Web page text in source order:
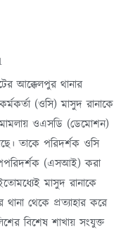
আক্কেলপুর থানার
কর্মকর্তা (ওসি) মাসুদ রানাকে
মামলায় ওএসডি (ডেমোশন)
তাকে পরিদর্শক ওসি
(এসআই) করা
মাসুদ রানাকে
থেকে প্রত্যাহার করে
বিশেষ শাখায় সংযুক্ত